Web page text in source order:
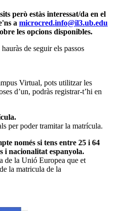
però estàs interessat/da en el
a microcred.info@il3.ub.edu
les opcions disponibles.
de seguir els passos
Virtual, pots utilitzar les
d’un, podràs registrar-t’hi en
per poder tramitar la matrícula.
només si tens entre 25 i 64
i nacionalitat espanyola.
de la Unió Europea que et
la matricula de la